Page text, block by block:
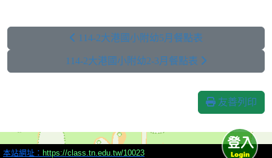
114-2大港國小附幼5月餐點表
114-2大港國小附幼2-3月餐點表
友善列印
本站網址： https://class.tn.edu.tw/10023